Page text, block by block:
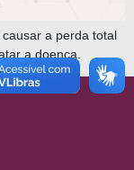
a perda total
a doença.